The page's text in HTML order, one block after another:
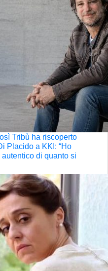
Tribù ha riscoperto
Placido a KKI: “Ho
di quanto si